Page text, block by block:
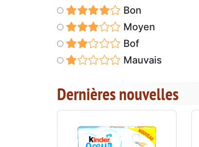
Bon
Moyen
Bof
Mauvais
Dernières nouvelles